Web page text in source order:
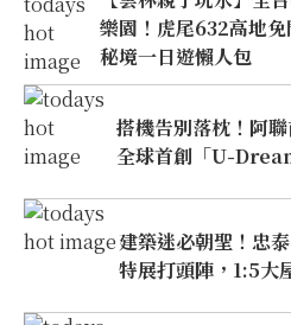
樂園！虎尾632高地
秘境一日遊懶人包
搭機告別落枕！阿
全球首創「U-
建築迷必朝聖！忠
特展打頭陣，1:5大